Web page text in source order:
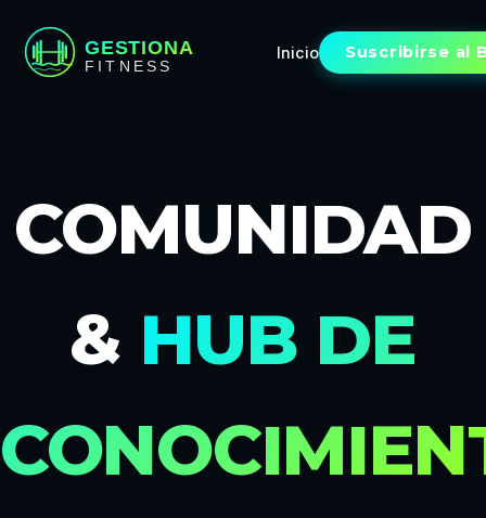
Inicio Suscribirse al
COMUNIDAD
& HUB DE